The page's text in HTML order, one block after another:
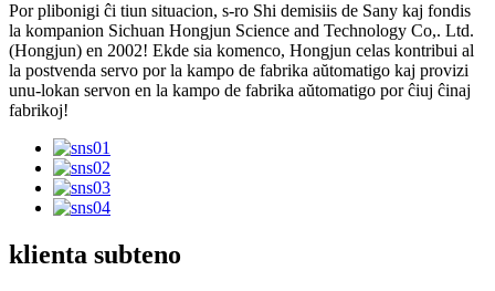
Por plibonigi ĉi tiun situacion, s-ro Shi demisiis de Sany kaj fondis
la kompanion Sichuan Hongjun Science and Technology Co,. Ltd.
(Hongjun) en 2002! Ekde sia komenco, Hongjun celas kontribui al
la postvenda servo por la kampo de fabrika aŭtomatigo kaj provizi
unu-lokan servon en la kampo de fabrika aŭtomatigo por ĉiuj ĉinaj
fabrikoj!
klienta subteno